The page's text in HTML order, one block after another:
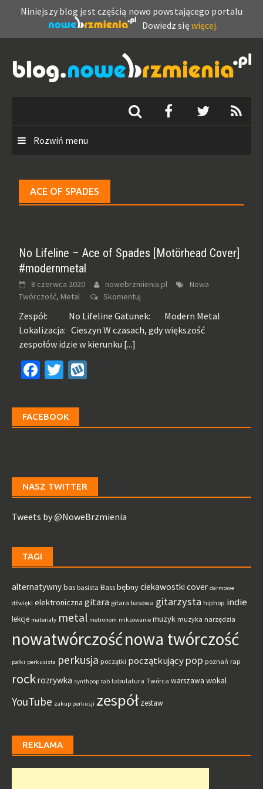
Niniejszy blog jest częścią nowo powstającego portalu
Dowiedz sięwięcej.
content
Rozwiń menu
ACE OF SPADES
No Lifeline – Ace of Spades [Motörhead Cover]
#modernmetal
8 czerwca 2020 nowebrzmienia.pl
Nowa
Twórczość, Metal
Skomentuj
Zespół: No Lifeline Gatunek: Modern Metal
Lokalizacja: Cieszyn W czasach, gdy większość
zespołów idzie w kierunku [...]
Facebook
Twitter
FACEBOOK
NASZ TWITTER
Tweets by @NoweBrzmienia
TAGI
alternatywnybas basista Bassbębnyciekawostki cover darmowe
dźwięki elektroniczna gitara gitara basowa gitarzysta hiphop indie
lekcje materiały metal metronom miksowanie muzyk muzyka narzędzia
nowatwórczośćnowa twórczość
pałki perkusista perkusja początki początkującypop poznań rap
rockrozrywka synthpop tab tabulatura Twórca warszawa wokal
YouTube zakup perkusji zespół zestaw
REKLAMA